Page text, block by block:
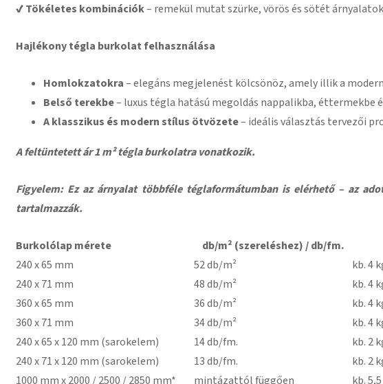
✔ Tökéletes kombinációk– remekül mutat szürke, vörös és sötét
Hajlékony tégla burkolat felhasználása
Homlokzatokra– elegáns megjelenést kölcsönöz, amely illik a
Belső terekbe– luxus tégla hatású megoldás nappalikba, éttermekbe
A klasszikus és modern stílus ötvözete– ideális választás tervezői
A feltüntetett ár 1 m² tégla burkolatra vonatkozik.
Figyelem: Ez az árnyalat többféle téglaformátumban is elérhető – az
tartalmazzák.
Burkolólap mérete db/m² (szereléshez) / db/fm.
240 x 65 mm
52 db/m²
kb. 4
240 x 71 mm
48 db/m²
kb. 4
360 x 65 mm
36 db/m²
kb. 4
360 x 71 mm
34 db/m²
kb. 4
240 x 65 x 120 mm (sarokelem)
14 db/fm.
kb. 2
240 x 71 x 120 mm (sarokelem)
13 db/fm.
kb. 2
1000 mm x 2000 / 2500 / 2850 mm*
mintázattól függően kb.